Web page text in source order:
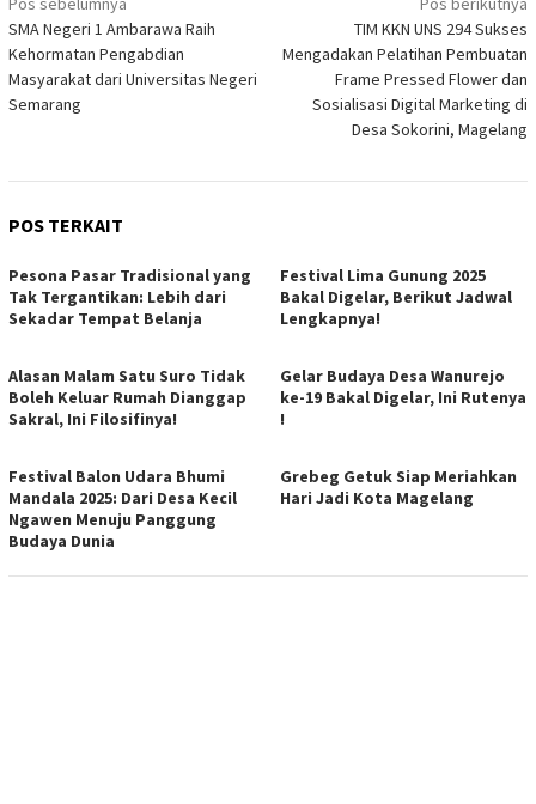
pos
SMA Negeri 1 Ambarawa Raih
Kehormatan Pengabdian
Masyarakat dari Universitas Negeri
Semarang
TIM KKN UNS 294 Sukses
Mengadakan Pelatihan Pembuatan
Frame Pressed Flower dan
Sosialisasi Digital Marketing di
Desa Sokorini, Magelang
POS TERKAIT
Pesona Pasar Tradisional yang
Tak Tergantikan: Lebih dari
Sekadar Tempat Belanja
Festival Lima Gunung 2025
Bakal Digelar, Berikut Jadwal
Lengkapnya!
Alasan Malam Satu Suro Tidak
Boleh Keluar Rumah Dianggap
Sakral, Ini Filosifinya!
Gelar Budaya Desa Wanurejo
ke-19 Bakal Digelar, Ini Rutenya
!
Festival Balon Udara Bhumi
Mandala 2025: Dari Desa Kecil
Ngawen Menuju Panggung
Budaya Dunia
Grebeg Getuk Siap Meriahkan
Hari Jadi Kota Magelang